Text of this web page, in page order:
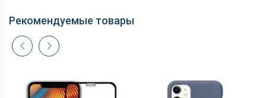
Основная камера, Мп
Фронтальная камера, Мп
Вес, г
Рекомендуемые товары